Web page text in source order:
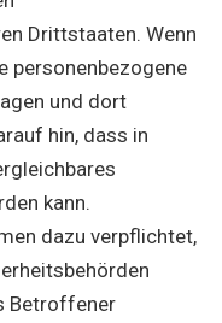
Drittstaaten. Wenn
personenbezogene
und dort
hin, dass in
kann.
dazu verpflichtet,
Betroffener